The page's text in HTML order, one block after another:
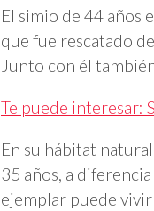
El simio de 44 años
que fue rescatado
Junto con él
Te puede interesar:
En su hábitat
35 años, a
ejemplar puede